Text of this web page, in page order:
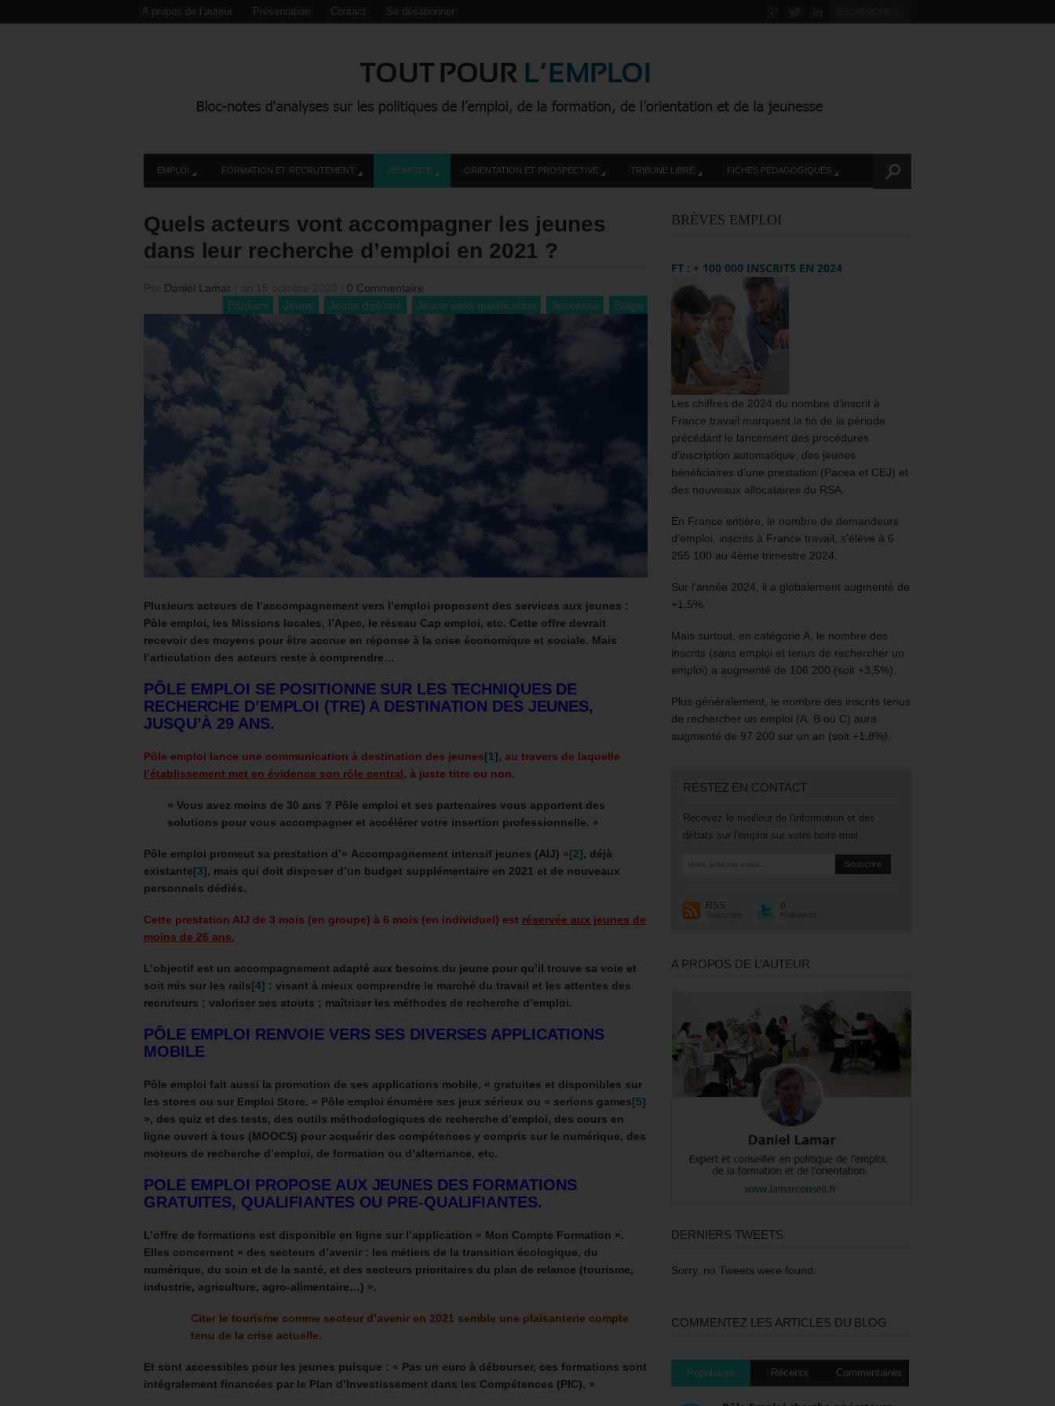
A propos de l’auteur Présentation Contact Se désabonner
EMPLOI FORMATION ET RECRUTEMENT JEUNESSE ORIENTATION ET PROSPECTIVE TRIBUNE LIBRE FICHES PÉDAGOGIQUES
Quels acteurs vont accompagner les jeunes
dans leur recherche d’emploi en 2021 ?
Daniel Lamar
0 Commentaire
Etudiant
Jeune Jeune diplômé Jeune sans qualification Jeunesse Stage
Plusieurs acteurs de l’accompagnement vers l’emploi proposent des services aux jeunes :
Pôle emploi, les Missions locales, l’Apec, le réseau Cap emploi, etc. Cette offre devrait
recevoir des moyens pour être accrue en réponse à la crise économique et sociale. Mais
l’articulation des acteurs reste à comprendre…
PÔLE EMPLOI SE POSITIONNE SUR LES TECHNIQUES DE
RECHERCHE D’EMPLOI (TRE) A DESTINATION DES JEUNES,
JUSQU’À 29 ANS.
Pôle emploi lance une communication à destination des jeunes[1], au travers de laquelle
l’établissement met en évidence son rôle central, à juste titre ou non.
« Vous avez moins de 30 ans ? Pôle emploi et ses partenaires vous apportent des
solutions pour vous accompagner et accélérer votre insertion professionnelle. »
Pôle emploi promeut sa prestation d’« Accompagnement intensif jeunes (AIJ) »[2], déjà
existante[3], mais qui doit disposer d’un budget supplémentaire en 2021 et de nouveaux
personnels dédiés.
Cette prestation AIJ de 3 mois (en groupe) à 6 mois (en individuel) est réservée aux jeunes de
moins de 26 ans.
L’objectif est un accompagnement adapté aux besoins du jeune pour qu’il trouve sa voie et
soit mis sur les rails[4] : visant à mieux comprendre le marché du travail et les attentes des
recruteurs ; valoriser ses atouts ; maîtriser les méthodes de recherche d’emploi.
PÔLE EMPLOI RENVOIE VERS SES DIVERSES APPLICATIONS
MOBILE
Pôle emploi fait aussi la promotion de ses applications mobile, « gratuites et disponibles sur
les stores ou sur Emploi Store. » Pôle emploi énumère ses jeux sérieux ou « serions games[5]
», des quiz et des tests, des outils méthodologiques de recherche d’emploi, des cours en
ligne ouvert à tous (MOOCS) pour acquérir des compétences y compris sur le numérique, des
moteurs de recherche d’emploi, de formation ou d’alternance, etc.
POLE EMPLOI PROPOSE AUX JEUNES DES FORMATIONS
GRATUITES, QUALIFIANTES OU PRE-QUALIFIANTES.
L’offre de formations est disponible en ligne sur l’application « Mon Compte Formation ».
Elles concernent « des secteurs d’avenir : les métiers de la transition écologique, du
numérique, du soin et de la santé, et des secteurs prioritaires du plan de relance (tourisme,
industrie, agriculture, agro-alimentaire…) ».
Citer le tourisme comme secteur d’avenir en 2021 semble une plaisanterie compte
tenu de la crise actuelle.
Et sont accessibles pour les jeunes puisque : « Pas un euro à débourser, ces formations sont
intégralement financées par le Plan d’Investissement dans les Compétences (PIC). »
BRÈVES EMPLOI
FT : + 100 000 INSCRITS EN 2024
Les chiffres de 2024 du nombre d’inscrit à
France travail marquent la fin de la période
précédant le lancement des procédures
d’inscription automatique, des jeunes
bénéficiaires d’une prestation (Pacea et CEJ) et
des nouveaux allocataires du RSA.
En France entière, le nombre de demandeurs
d’emploi, inscrits à France travail, s’élève à 6
255 100 au 4ème trimestre 2024.
Sur l’année 2024, il a globalement augmenté de
+1,5%.
Mais surtout, en catégorie A, le nombre des
inscrits (sans emploi et tenus de rechercher un
emploi) a augmenté de 106 200 (soit +3,5%).
Plus généralement, le nombre des inscrits tenus
de rechercher un emploi (A, B ou C) aura
augmenté de 97 200 sur un an (soit +1,8%).
RESTEZ EN CONTACT
Recevez le meilleur de l'information et des
débats sur l'emploi sur votre boite mail.
RSS
Souscrire
0
Followers
A PROPOS DE L’AUTEUR
DERNIERS TWEETS
Sorry, no Tweets were found.
COMMENTEZ LES ARTICLES DU BLOG
Populaires Récents Commentaires